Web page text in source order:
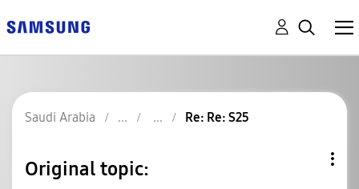
Saudi Arabia Re: Re: S25
Original topic: